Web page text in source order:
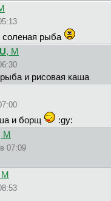
соленая рыба
, М
и рисовая каша
и борщ
:gy:
М
07:09
М